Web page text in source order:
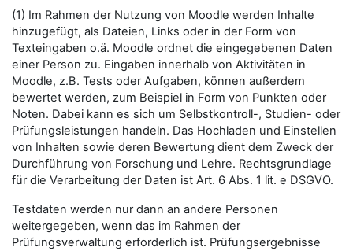
(1) Im Rahmen der Nutzung von Moodle werden Inhalte
hinzugefügt, als Dateien, Links oder in der Form von
Texteingaben o.ä. Moodle ordnet die eingegebenen Daten
einer Person zu. Eingaben innerhalb von Aktivitäten in
Moodle, z.B. Tests oder Aufgaben, können außerdem
bewertet werden, zum Beispiel in Form von Punkten oder
Noten. Dabei kann es sich um Selbstkontroll-, Studien- oder
Prüfungsleistungen handeln. Das Hochladen und Einstellen
von Inhalten sowie deren Bewertung dient dem Zweck der
Durchführung von Forschung und Lehre. Rechtsgrundlage
für die Verarbeitung der Daten ist Art. 6 Abs. 1 lit. e DSGVO.
Testdaten werden nur dann an andere Personen
weitergegeben, wenn das im Rahmen der
Prüfungsverwaltung erforderlich ist. Prüfungsergebnisse